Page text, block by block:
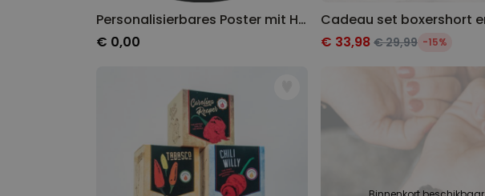
Personalisierbares Poster mit Haustier Illustration - Design
€ 0,00
€ 33,98 € 29,99 -15%